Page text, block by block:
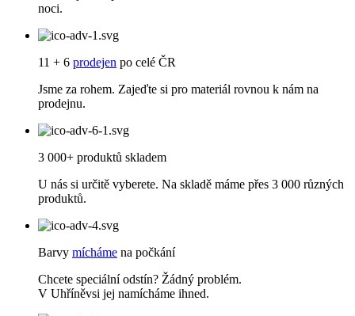
noci.
11 + 6 prodejen po celé ČR
Jsme za rohem. Zajeďte si pro materiál rovnou k nám na
prodejnu.
3 000+ produktů skladem
U nás si určitě vyberete. Na skladě máme přes 3 000 různých
produktů.
Barvy mícháme na počkání
Chcete speciální odstín? Žádný problém.
V Uhříněvsi jej namícháme ihned.